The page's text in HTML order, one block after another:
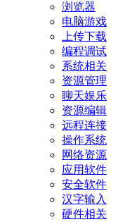
浏览器
电脑游戏
上传下载
编程调试
系统相关
资源管理
聊天娱乐
资源编辑
远程连接
操作系统
网络资源
应用软件
安全软件
汉字输入
硬件相关